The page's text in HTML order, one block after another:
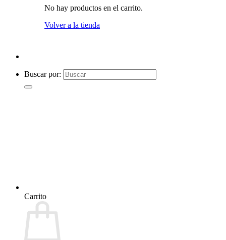
No hay productos en el carrito.
Volver a la tienda
Buscar por:
Carrito